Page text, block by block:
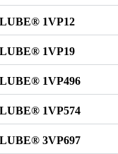
1VP12
1VP19
1VP496
1VP574
3VP697